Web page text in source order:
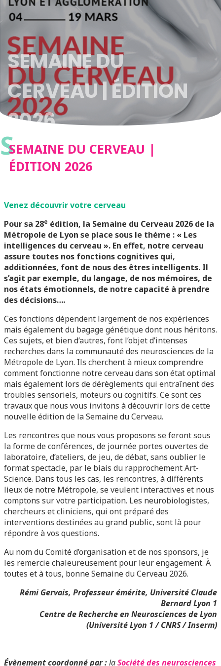
SEMAINE DU
CERVEAU | ÉDITION
2026
SSEMAINE DU CERVEAU |
ÉDITION 2026
Venez découvrir votre cerveau
Pour sa 28e édition, la Semaine du Cerveau 2026 de la
Métropole de Lyon se place sous le thème : « Les
intelligences du cerveau ». En effet, notre cerveau
assure toutes nos fonctions cognitives qui,
additionnées, font de nous des êtres intelligents. Il
s’agit par exemple, du langage, de nos mémoires, de
nos états émotionnels, de notre capacité à prendre
des décisions….
Ces fonctions dépendent largement de nos expériences
mais également du bagage génétique dont nous héritons.
Ces sujets, et bien d‘autres, font l’objet d’intenses
recherches dans la communauté des neurosciences de la
Métropole de Lyon. Ils cherchent à mieux comprendre
comment fonctionne notre cerveau dans son état optimal
mais également lors de dérèglements qui entraînent des
troubles sensoriels, moteurs ou cognitifs. Ce sont ces
travaux que nous vous invitons à découvrir lors de cette
nouvelle édition de la Semaine du Cerveau.
Les rencontres que nous vous proposons se feront sous
la forme de conférences, de journée portes ouvertes de
laboratoire, d’ateliers, de jeu, de débat, sans oublier le
format spectacle, par le biais du rapprochement Art-
Science. Dans tous les cas, les rencontres, à différents
lieux de notre Métropole, se veulent interactives et nous
comptons sur votre participation. Les neurobiologistes,
chercheurs et cliniciens, qui ont préparé des
interventions destinées au grand public, sont là pour
répondre à vos questions.
Au nom du Comité d’organisation et de nos sponsors, je
les remercie chaleureusement pour leur engagement. À
toutes et à tous, bonne Semaine du Cerveau 2026.
Rémi Gervais, Professeur émérite, Université Claude
Bernard Lyon 1
Centre de Recherche en Neurosciences de Lyon
(Université Lyon 1 / CNRS / Inserm)
Évènement coordonné par :laSociété des neurosciences